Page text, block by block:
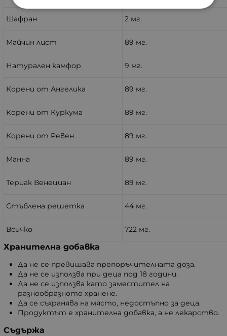
Шафран 2 мг.
Майчин лист 89 мг.
Натурален камфор 9 мг.
Корени от Ангелика 89 мг.
Корени от Куркума 89 мг.
Корени от Ревен 89 мг.
Манна 89 мг.
Териак Венециан 89 мг.
Стъблена решетка 44 мг.
Всичко 722 мг.
Хранителна добавка
Да не се превишава препоръчителната доза.
Да не се използва при деца под 18 години.
Да не се използва като заместител на
разнообразното хранене.
Да се съхранява на място, недостъпно за деца.
Продуктът е хранителна добавка, а не лекарство.
Съдържа